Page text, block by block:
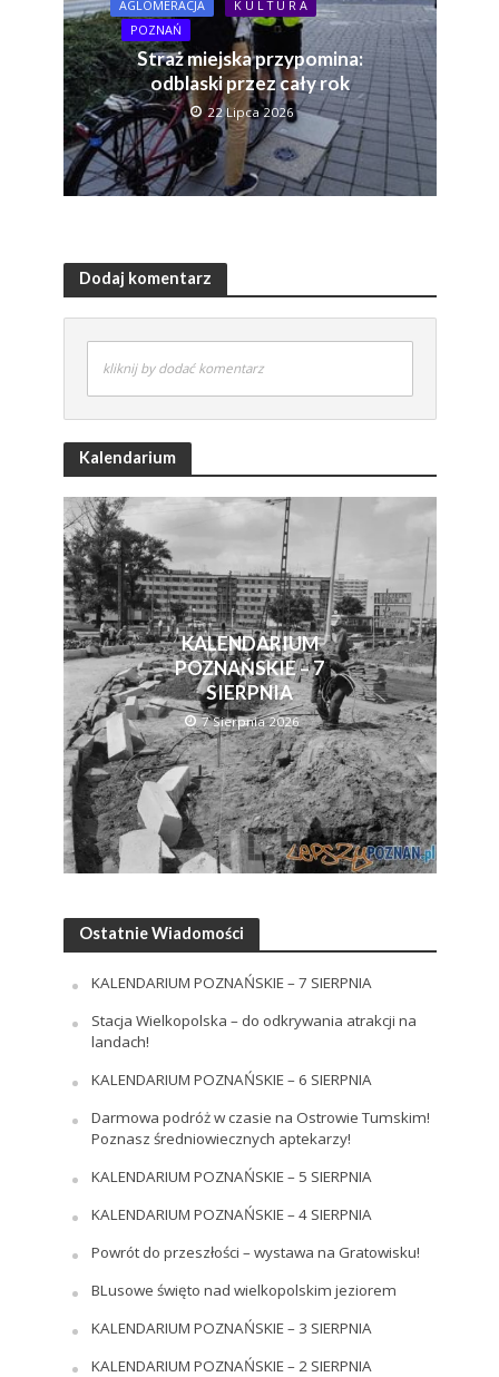
AGLOMERACJA
K U L T U R A
POZNAŃ
Straż miejska przypomina:
odblaski przez cały rok
22 Lipca 2026
Dodaj komentarz
kliknij by dodać komentarz
Kalendarium
KALENDARIUM
POZNAŃSKIE – 7
SIERPNIA
7 Sierpnia 2026
Ostatnie Wiadomości
KALENDARIUM POZNAŃSKIE – 7 SIERPNIA
Stacja Wielkopolska – do odkrywania atrakcji na
landach!
KALENDARIUM POZNAŃSKIE – 6 SIERPNIA
Darmowa podróż w czasie na Ostrowie Tumskim!
Poznasz średniowiecznych aptekarzy!
KALENDARIUM POZNAŃSKIE – 5 SIERPNIA
KALENDARIUM POZNAŃSKIE – 4 SIERPNIA
Powrót do przeszłości – wystawa na Gratowisku!
BLusowe święto nad wielkopolskim jeziorem
KALENDARIUM POZNAŃSKIE – 3 SIERPNIA
KALENDARIUM POZNAŃSKIE – 2 SIERPNIA